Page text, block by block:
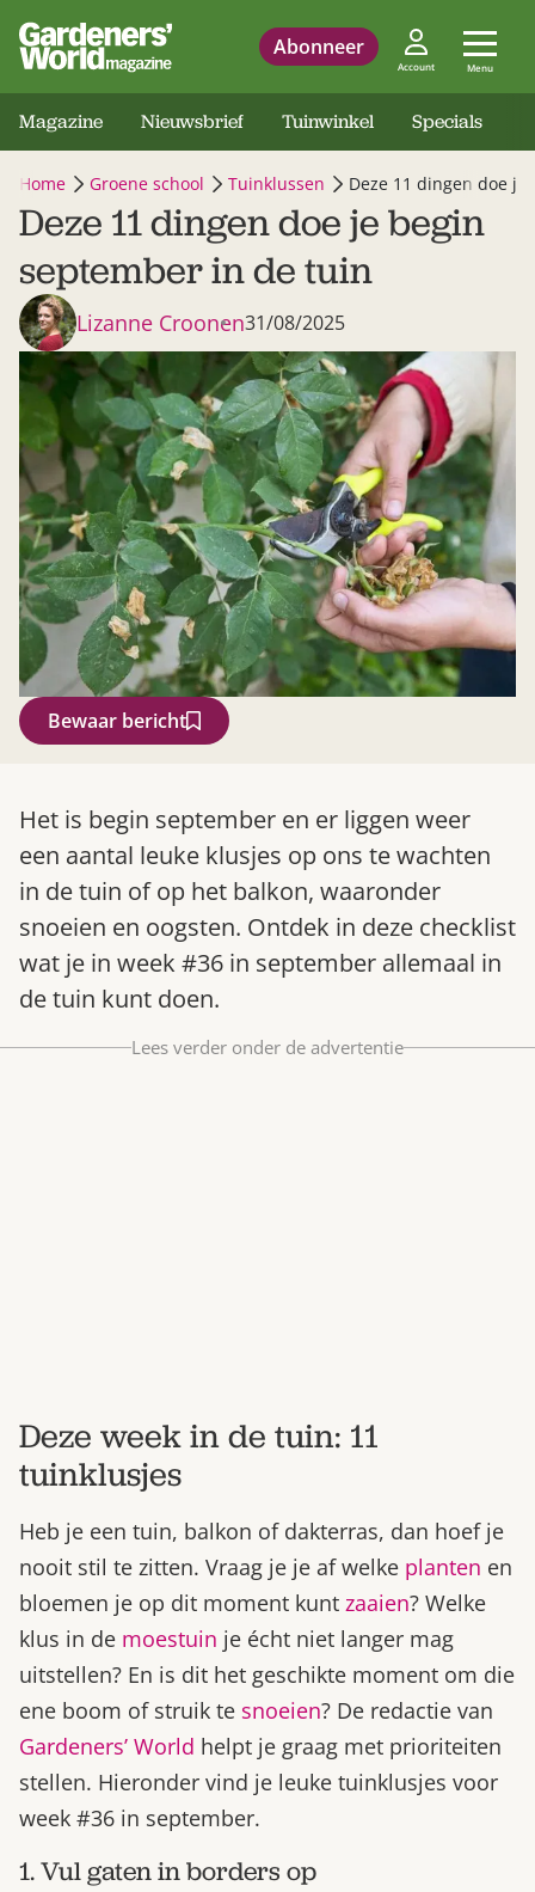
Abonneer
Account Menu
Gardeners’ World 08/2026
Magazine Nieuwsbrief Tuinwinkel Specials
Home Groene school Tuinklussen Deze 11 dingen doe
Deze 11 dingen doe je begin
september in de tuin
Lizanne Croonen31/08/2025
Bewaar bericht
Het is begin september en er liggen weer
een aantal leuke klusjes op ons te wachten
in de tuin of op het balkon, waaronder
snoeien en oogsten. Ontdek in deze checklist
wat je in week #36 in september allemaal in
de tuin kunt doen.
Lees verder onder de advertentie
Deze week in de tuin: 11
tuinklusjes
Heb je een tuin, balkon of dakterras, dan hoef je
nooit stil te zitten. Vraag je je af welke planten en
bloemen je op dit moment kunt zaaien? Welke
klus in de moestuin je écht niet langer mag
uitstellen? En is dit het geschikte moment om die
ene boom of struik te snoeien? De redactie van
Gardeners’ World helpt je graag met prioriteiten
stellen. Hieronder vind je leuke tuinklusjes voor
week #36 in september.
1. Vul gaten in borders op